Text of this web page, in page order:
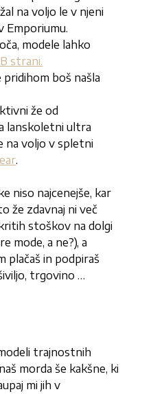
na voljo le v njeni
Emporiumu.
modele lahko
strani.
boš našla
že od
lanskoletni ultra
na voljo v spletni
.
niso najcenejše, kar
že zdavnaj ni več
stoškov na dolgi
mode, a ne?), a
plačaš in podpiraš
trgovino …
trajnostnih
morda še kakšne, ki
mi jih v